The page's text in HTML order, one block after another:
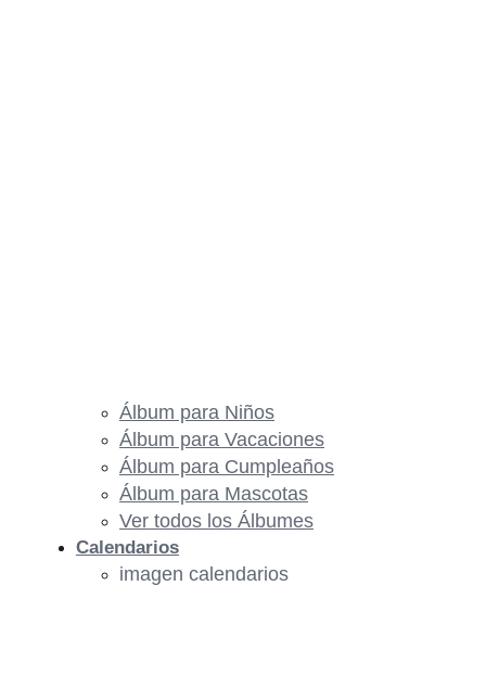
Álbum para Niños
Álbum para Vacaciones
Álbum para Cumpleaños
Álbum para Mascotas
Ver todos los Álbumes
Calendarios
imagen calendarios